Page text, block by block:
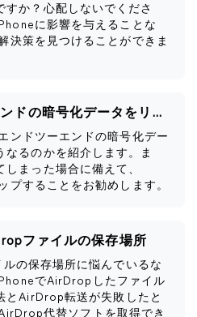
か？心配しないでくださ
に影響を与えることな
決策を見つけることができま
iPhoneでエンドツーエンドの暗号化データをリセットするとどうなるか
ンドツーエンドの暗号化デー
なるのかを紹介します。ま
まった場合に備えて、
プすることをお勧めします。
ファイルの保存場所
の保存場所に悩んでいるな
でAirDropしたファイル
とAirDrop転送が失敗したと
代替ソフトを取得でき